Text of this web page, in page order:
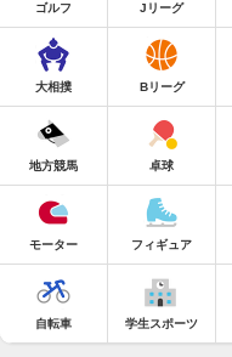
ゴルフ Jリーグ
大相撲 Bリーグ
地方競馬 卓球
モーター フィギュア
自転車 学生スポーツ